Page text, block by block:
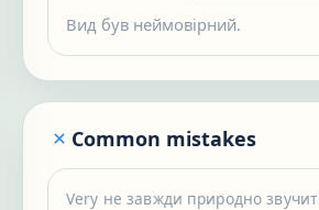
Вид був неймовірний.
Common mistakes
Very не завжди природно